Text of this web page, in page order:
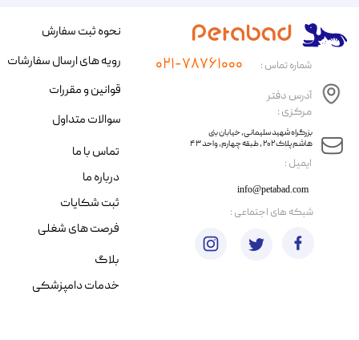
​ایمیل :
آدرس دفتر
مرکزی :
info@petabad.com
​​بزرگراه شهید سلیمانی، خیابان بنی
هاشم پلاک ۲۰۲ ، طبقه چهارم، واحد ۴۳
شماره تماس : ۰۲۱-۷۸۷۶۱۰۰۰
نحوه ثبت سفارش
رویه های ارسال سفارشات
قوانین و مقررات
سوالات متداول
تماس با ما
درباره ما
ثبت شکایات
فرصت های شغلی
​شبکه های اجتماعی :
بلاگ
خدمات دامپزشکی